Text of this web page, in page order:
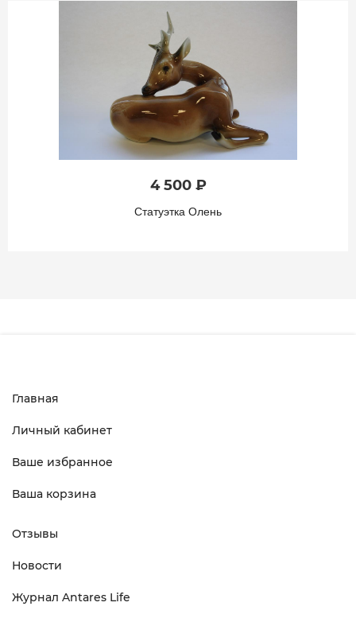
4 500 ₽
Статуэтка Олень
Главная
Личный кабинет
Ваше избранное
Ваша корзина
Отзывы
Новости
Журнал Antares Life